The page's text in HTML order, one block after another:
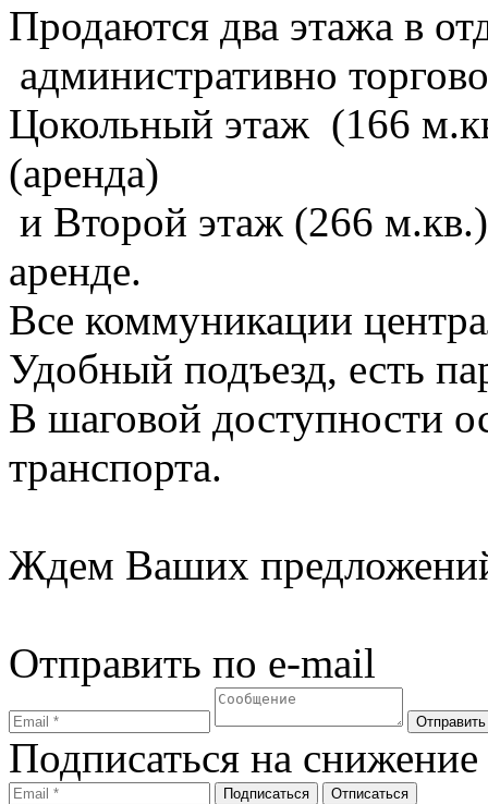
Продаются два этажа в
административно
Цокольный этаж (166
(аренда)
и Второй этаж (266
аренде.
Все коммуникации
Удобный подъезд, есть
В шаговой доступности
транспорта.
Ждем Ваших
Отправить по e-mail
Подписаться на